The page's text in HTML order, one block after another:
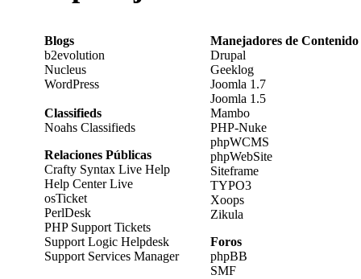
Blogs
b2evolution
Nucleus
WordPress
Classifieds
Noahs Classifieds
Relaciones Públicas
Crafty Syntax Live Help
Help Center Live
osTicket
PerlDesk
PHP Support Tickets
Support Logic Helpdesk
Support Services Manager
Manejadores de Contenido
Drupal
Geeklog
Joomla 1.7
Joomla 1.5
Mambo
PHP-Nuke
phpWCMS
phpWebSite
Siteframe
TYPO3
Xoops
Zikula
Foros
phpBB
SMF